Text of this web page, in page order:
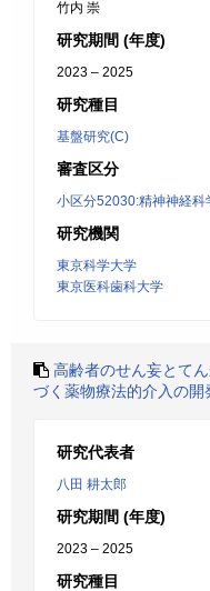
竹内 崇
研究期間 (年度)
2023 – 2025
研究種目
基盤研究(C)
審査区分
小区分52030:精神神経科
研究機関
東京科学大学
東京医科歯科大学
高齢者のせん妄とて
づく薬物療法的介入の開
研究代表者
八田 耕太郎
研究期間 (年度)
2023 – 2025
研究種目